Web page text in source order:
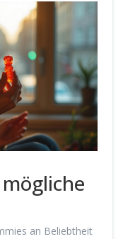
an Beliebtheit